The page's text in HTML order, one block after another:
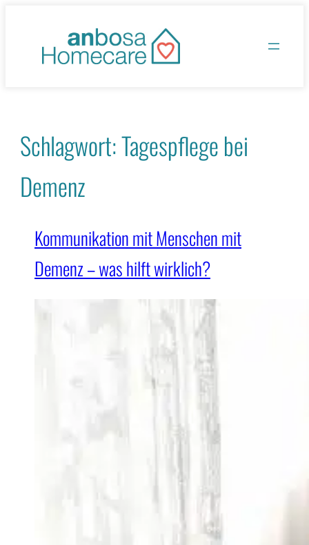
springen
Schlagwort:Tagespflege bei
Demenz
Kommunikation mit Menschen mit
Demenz – was hilft wirklich?